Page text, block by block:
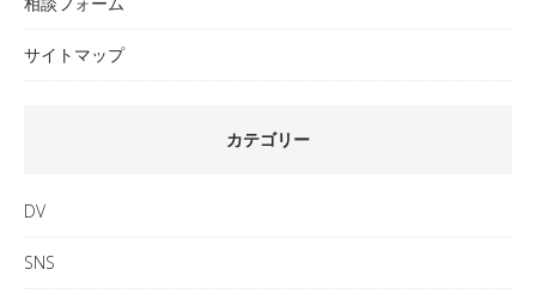
サイトマップ
カテゴリー
DV
SNS